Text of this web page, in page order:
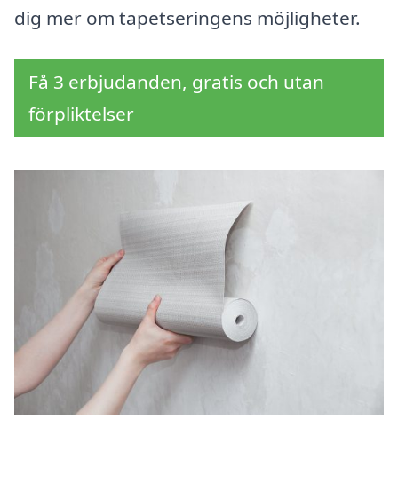
dig mer om tapetseringens möjligheter.
Få 3 erbjudanden, gratis och utan
förpliktelser